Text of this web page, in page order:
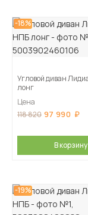
-18%
Угловой диван
лонг
Цена
118 820 97 990
В корзину
-19%